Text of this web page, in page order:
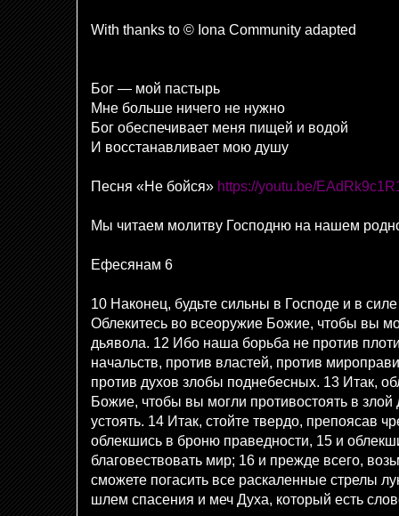
With thanks to © Iona Community adapted
Бог — мой пастырь
Мне больше ничего не нужно
Бог обеспечивает меня пищей и водой
И восстанавливает мою душу
Песня «Не бойся» https://youtu.be/
Мы читаем молитву Господню на нашем
Ефесянам 6
10 Наконец, будьте сильны в Господе и в
Облекитесь во всеоружие Божие, чтобы вы
дьявола. 12 Ибо наша борьба не против
начальств, против властей, против
против духов злобы поднебесных. 13 Итак,
Божие, чтобы вы могли противостоять в
устоять. 14 Итак, стойте твердо, препоясав
облекшись в броню праведности, 15 и
благовествовать мир; 16 и прежде всего,
сможете погасить все раскаленные стрелы
шлем спасения и меч Духа, который есть